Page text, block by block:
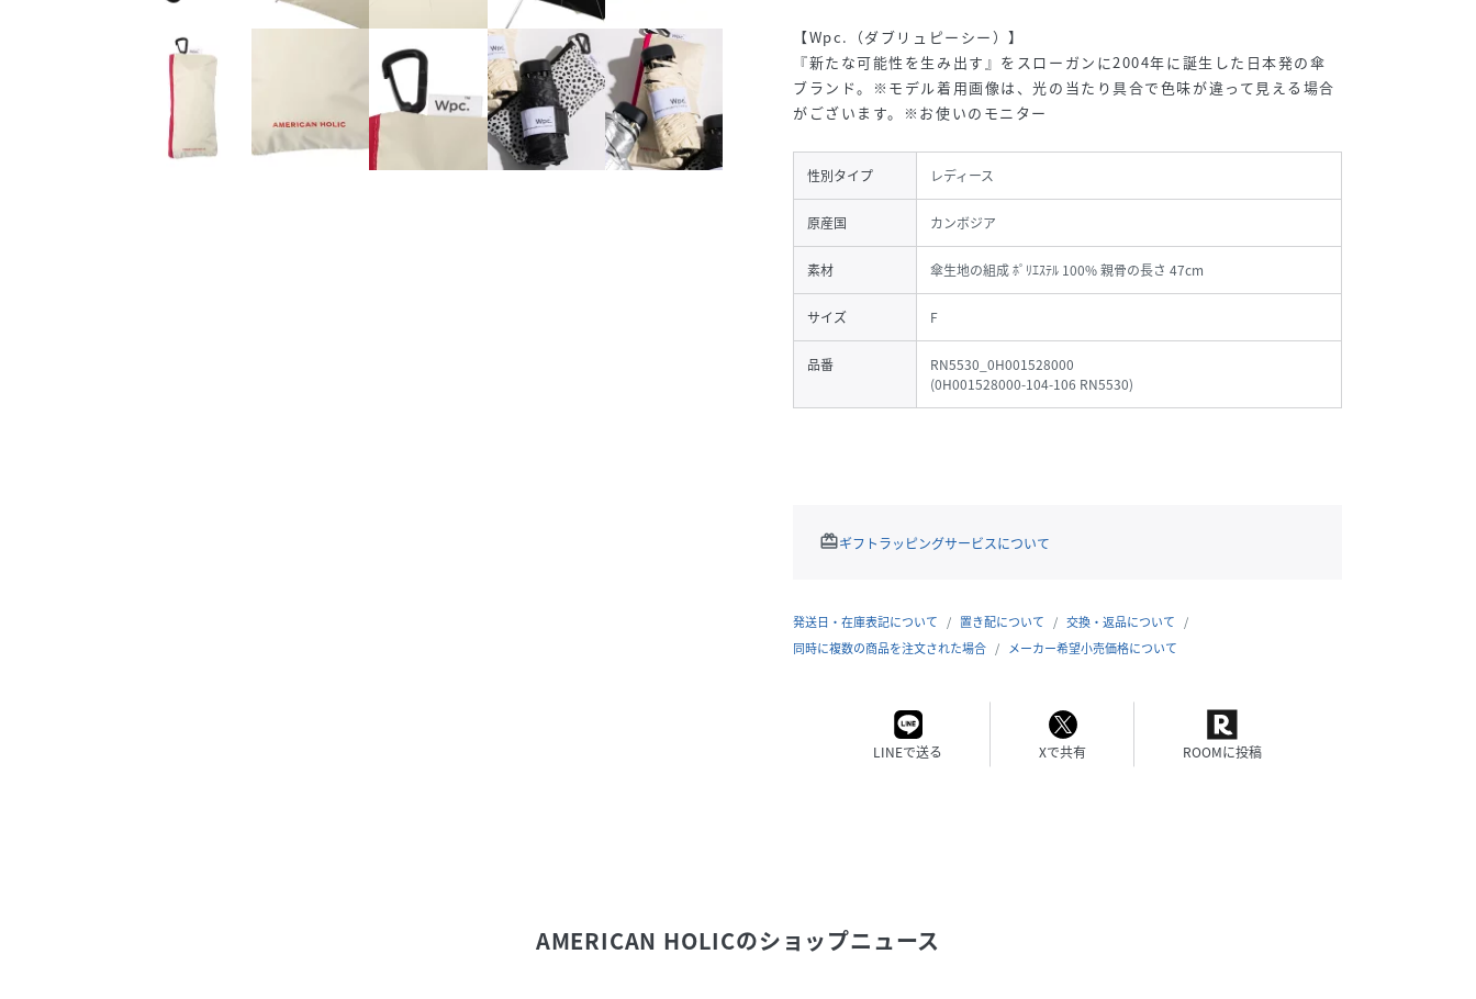
【Wpc.（ダブリュピーシー）】
『新たな可能性を生み出す』をスローガンに2004年に誕生した日本発の傘
ブランド。※モデル着用画像は、光の当たり具合で色味が違って見える場合
がございます。※お使いのモニター
性別タイプ レディース
原産国 カンボジア
素材 傘生地の組成 ﾎﾟﾘｴｽﾃﾙ 100% 親骨の長さ 47cm
サイズ F
品番
RN5530_0H001528000
(0H001528000-104-106 RN5530)
redeemギフトラッピングサービスについて
発送日・在庫表記について 置き配について
交換・返品について
同時に複数の商品を注文された場合
メーカー希望小売価格について
LINEで送る Xで共有 ROOMに投稿
AMERICAN HOLICのショップニュース